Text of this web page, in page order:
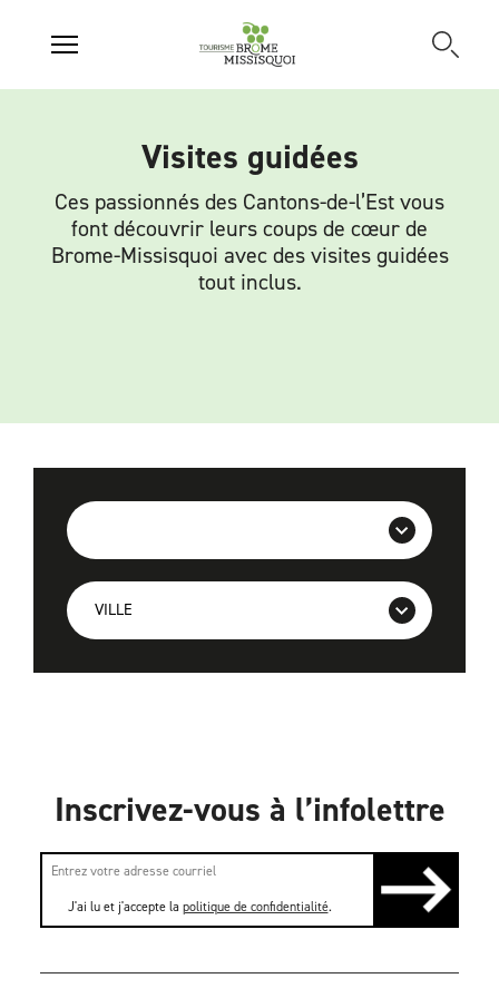
Visites guidées
Ces passionnés des Cantons-de-l’Est vous
font découvrir leurs coups de cœur de
Brome-Missisquoi avec des visites guidées
tout inclus.
Inscrivez-vous à l’infolettre
J'ai lu et j'accepte la politique de confidentialité.